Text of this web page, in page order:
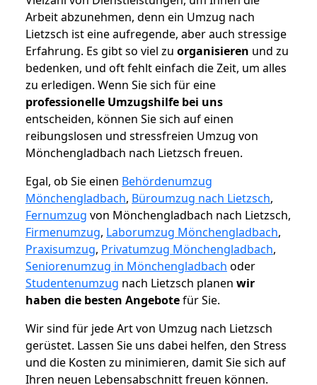
Arbeit abzunehmen, denn ein Umzug nach
Lietzsch ist eine aufregende, aber auch stressige
Erfahrung. Es gibt so viel zu organisieren und zu
bedenken, und oft fehlt einfach die Zeit, um alles
zu erledigen. Wenn Sie sich für eine
professionelle Umzugshilfe bei uns
entscheiden, können Sie sich auf einen
reibungslosen und stressfreien Umzug von
Mönchengladbach nach Lietzsch freuen.
Egal, ob Sie einen Behördenumzug
Mönchengladbach, Büroumzug nach Lietzsch,
Fernumzug von Mönchengladbach nach Lietzsch,
Firmenumzug, Laborumzug Mönchengladbach,
Praxisumzug, Privatumzug Mönchengladbach,
Seniorenumzug in Mönchengladbach oder
Studentenumzug nach Lietzsch planen wir
haben die besten Angebotefür Sie.
Wir sind für jede Art von Umzug nach Lietzsch
gerüstet. Lassen Sie uns dabei helfen, den Stress
und die Kosten zu minimieren, damit Sie sich auf
Ihren neuen Lebensabschnitt freuen können.